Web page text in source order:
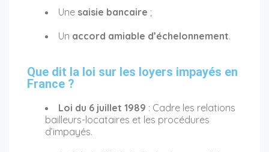
Une saisie bancaire ;
Un accord amiable d’échelonnement.
Que dit la loi sur les loyers impayés en
France ?
Loi du 6 juillet 1989 : Cadre les relations
bailleurs-locataires et les procédures
d’impayés.